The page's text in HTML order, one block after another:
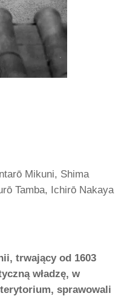
Mikuni, Shima
Tamba, Ichirō Nakaya
trwający od 1603
władzę, w
sprawowali